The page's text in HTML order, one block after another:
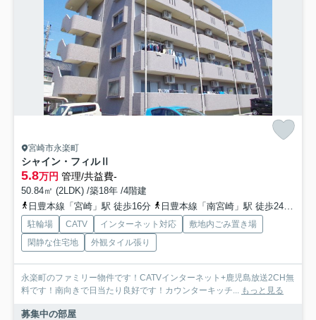
宮崎市永楽町
シャイン・フィルⅡ
5.8万円 管理/共益費-
50.84㎡ (2LDK) /築18年 /4階建
日豊本線「宮崎」駅 徒歩16分
日豊本線「南宮崎」駅 徒歩24分
駐輪場 CATV インターネット対応
敷地内ごみ置き場
閑静な住宅地
外観タイル張り
永楽町のファミリー物件です！CATVインターネット+鹿児島放送2CH無
料です！南向きで日当たり良好です！カウンターキッチ... もっと見る
募集中の部屋